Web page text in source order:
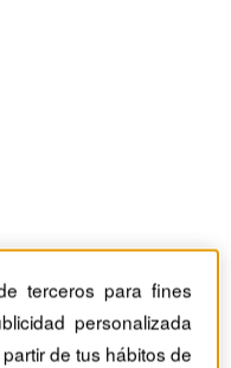
terceros para fines
personalizada
de tus hábitos de